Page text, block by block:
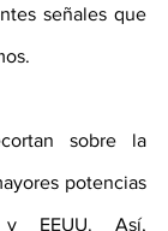
señales que
sobre la
potencias
y EEUU. Así,